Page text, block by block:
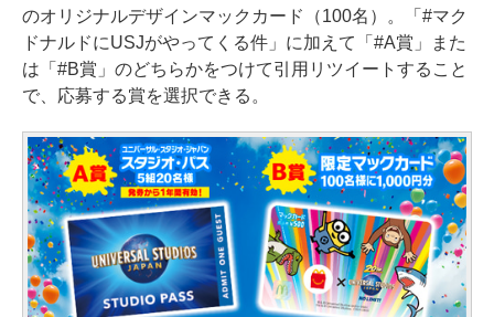
のオリジナルデザインマックカード（100名）。「#マク
ドナルドにUSJがやってくる件」に加えて「#A賞」また
は「#B賞」のどちらかをつけて引用リツイートすること
で、応募する賞を選択できる。